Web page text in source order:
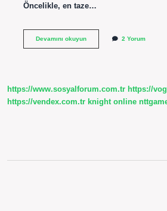
Öncelikle, en taze…
Devamını okuyunBezelye
2 Yorum
https://www.sosyalforum.com.tr https://
https://vendex.com.tr knight online